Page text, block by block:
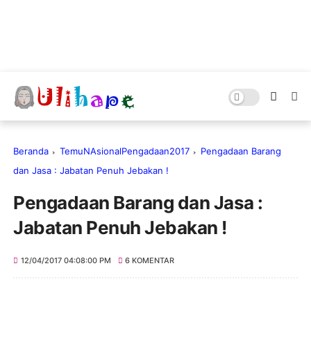
Beranda TemuNAsionalPengadaan2017
Pengadaan Barang
dan Jasa : Jabatan Penuh Jebakan !
Pengadaan Barang dan Jasa :
Jabatan Penuh Jebakan !
12/04/2017 04:08:00 PM 6 KOMENTAR